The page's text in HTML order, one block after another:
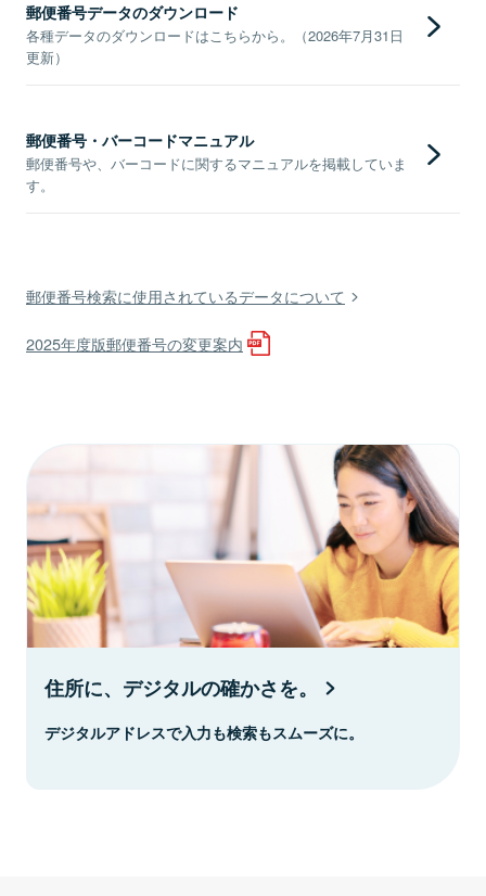
郵便番号データのダウンロード
各種データのダウンロードはこちらから。（2026年7月31日
更新）
郵便番号・バーコードマニュアル
郵便番号や、バーコードに関するマニュアルを掲載していま
す。
郵便番号検索に使用されているデータについて
2025年度版郵便番号の変更案内
住所に、デジタルの確かさを。
デジタルアドレスで入力も検索もスムーズに。